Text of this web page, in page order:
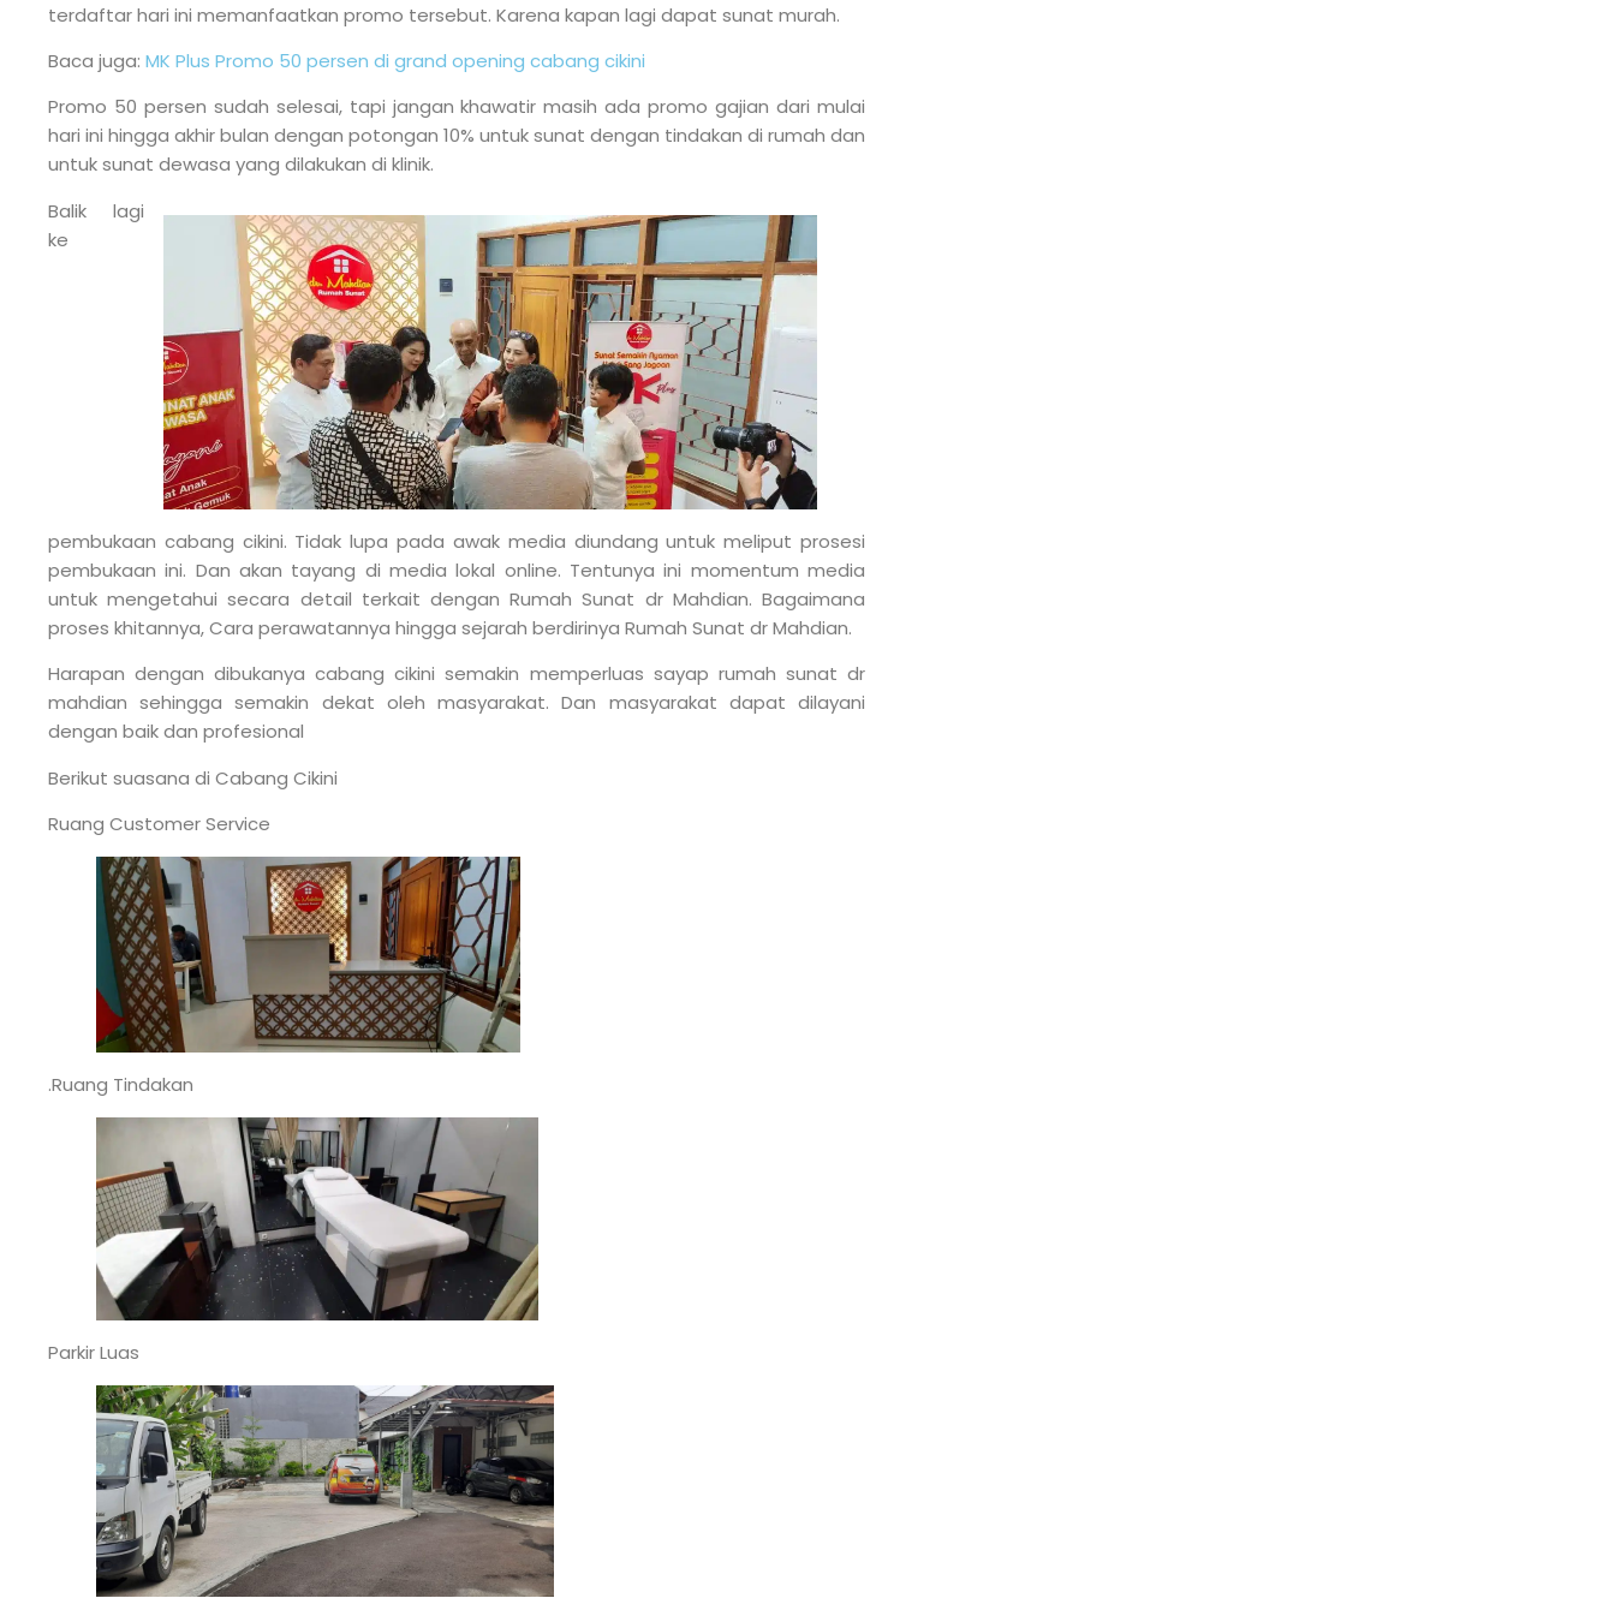
terdaftar hari ini memanfaatkan promo tersebut. Karena kapan lagi dapat sunat murah.
Baca juga: MK Plus Promo 50 persen di grand opening cabang cikini
Promo 50 persen sudah selesai, tapi jangan khawatir masih ada promo gajian dari mulai
hari ini hingga akhir bulan dengan potongan 10% untuk sunat dengan tindakan di rumah dan
untuk sunat dewasa yang dilakukan di klinik.
Balik lagi
ke
pembukaan cabang cikini. Tidak lupa pada awak media diundang untuk meliput prosesi
pembukaan ini. Dan akan tayang di media lokal online. Tentunya ini momentum media
untuk mengetahui secara detail terkait dengan Rumah Sunat dr Mahdian. Bagaimana
proses khitannya, Cara perawatannya hingga sejarah berdirinya Rumah Sunat dr Mahdian.
Harapan dengan dibukanya cabang cikini semakin memperluas sayap rumah sunat dr
mahdian sehingga semakin dekat oleh masyarakat. Dan masyarakat dapat dilayani
dengan baik dan profesional
Berikut suasana di Cabang Cikini
Ruang Customer Service
.Ruang Tindakan
Parkir Luas